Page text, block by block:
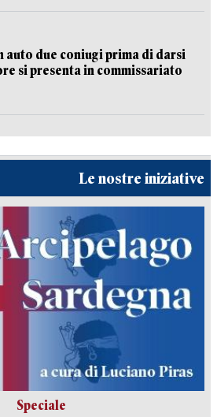
auto due coniugi prima di darsi
si presenta in commissariato
Le nostre iniziative
Speciale